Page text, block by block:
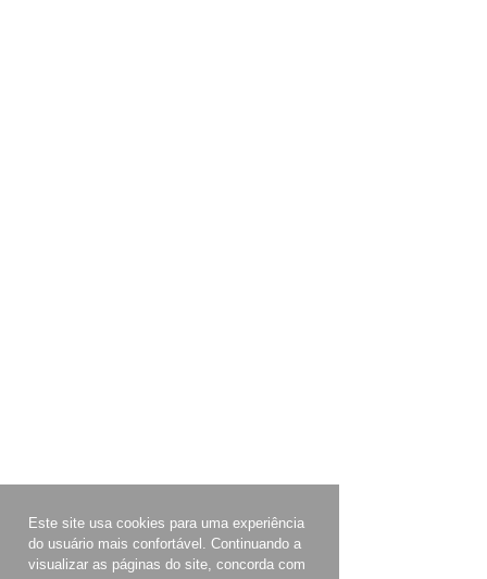
Este site usa cookies para uma experiência
do usuário mais confortável. Continuando a
visualizar as páginas do site, concorda com